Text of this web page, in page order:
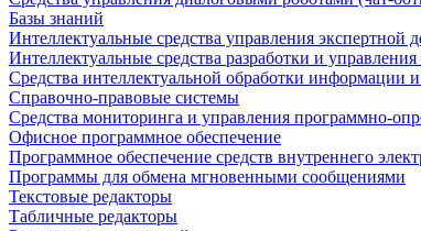
Базы знаний
Интеллектуальные средства управления экспертной
Интеллектуальные средства разработки и
Средства интеллектуальной обработки информации
Справочно-правовые системы
Средства мониторинга и управления программно-
Офисное программное обеспечение
Программное обеспечение средств внутреннего
Программы для обмена мгновенными сообщениями
Текстовые редакторы
Табличные редакторы